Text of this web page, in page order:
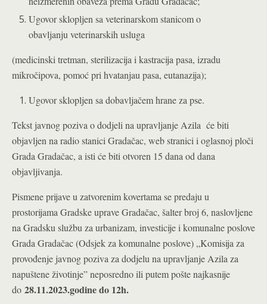
Ugovor sklopljen sa veterinarskom stanicom o
obavljanju veterinarskih usluga
(medicinski tretman, sterilizacija i kastracija pasa, izradu
mikročipova, pomoć pri hvatanjau pasa, eutanazija);
Ugovor sklopljen sa dobavljačem hrane za pse.
Tekst javnog poziva o dodjeli na upravljanje Azila će biti
objavljen na radio stanici Gradačac, web stranici i oglasnoj ploči
Grada Gradačac, a isti će biti otvoren 15 dana od dana
objavljivanja.
Pismene prijave u zatvorenim kovertama se predaju u
prostorijama Gradske uprave Gradačac, šalter broj 6, naslovljene
na Gradsku službu za urbanizam, investicije i komunalne poslove
Grada Gradačac (Odsjek za komunalne poslove) „Komisija za
provođenje javnog poziva za dodjelu na upravljanje Azila za
napuštene životinje” neposredno ili putem pošte najkasnije
do 28.11.2023.godine do 12h.